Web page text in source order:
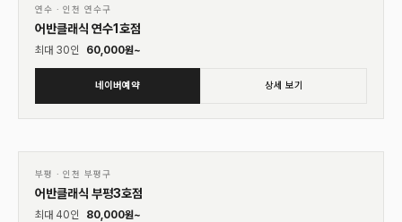
01
연수 ·인천 연수구
어반클래식 연수1호점
최대 30인 60,000원~
네이버예약 상세 보기
01
부평 ·인천 부평구
어반클래식 부평3호점
최대 40인 80,000원~